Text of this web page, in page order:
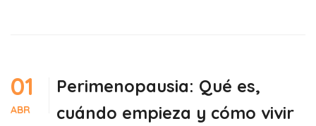
01
ABR
Perimenopausia: Qué es,
cuándo empieza y cómo vivir